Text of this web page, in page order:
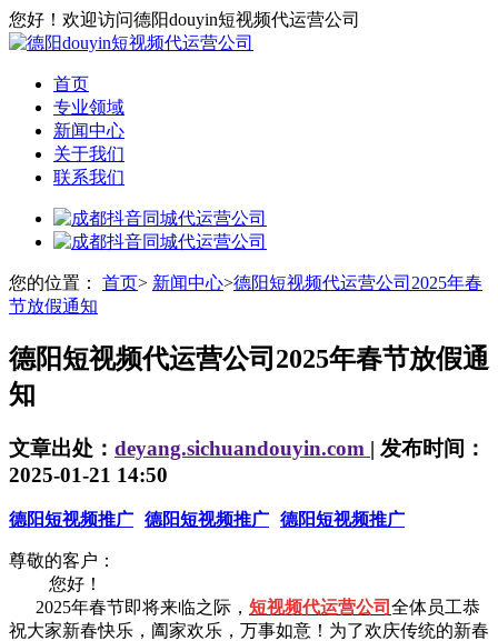
您好！欢迎访问德阳douyin短视频代运营公司
首页
专业领域
新闻中心
关于我们
联系我们
您的位置： 首页> 新闻中心>德阳短视频代运营公司2025年春
节放假通知
德阳短视频代运营公司2025年春节放假通
知
文章出处： deyang.sichuandouyin.com | 发布时间：
2025-01-21 14:50
德阳短视频推广 德阳短视频推广 德阳短视频推广
尊敬的客户：
您好！
2025年春节即将来临之际， 短视频代运营公司 全体员工恭
祝大家新春快乐，阖家欢乐，万事如意！为了欢庆传统的新春